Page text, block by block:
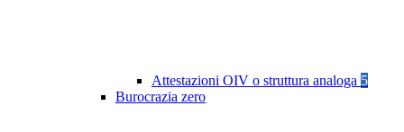
Attestazioni OIV o struttura analoga 5
Burocrazia zero